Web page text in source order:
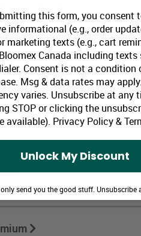
Grandeur
this form, you consent
informational (e.g., order
marketing texts (e.g., cart
Canada including texts
Consent is not a condition
Msg & data rates may
varies. Unsubscribe at any
STOP or clicking the
available). Privacy Policy&
Unlock My Discount
send you the good stuff. Unsubscribe